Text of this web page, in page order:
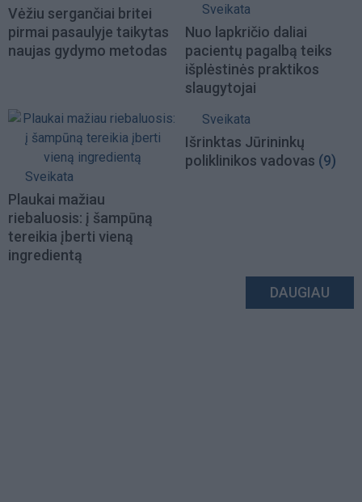
Vėžiu sergančiai britei
pirmai pasaulyje taikytas
naujas gydymo metodas
Sveikata
Nuo lapkričio daliai
pacientų pagalbą teiks
išplėstinės praktikos
slaugytojai
Sveikata
Plaukai mažiau
riebaluosis: į šampūną
tereikia įberti vieną
ingredientą
Sveikata
Išrinktas Jūrininkų
poliklinikos vadovas (9)
DAUGIAU